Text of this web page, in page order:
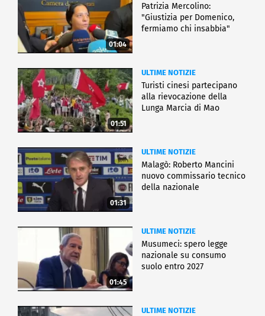
01:04
Patrizia Mercolino:
"Giustizia per Domenico,
fermiamo chi insabbia"
01:51
ULTIME NOTIZIE
Turisti cinesi partecipano
alla rievocazione della
Lunga Marcia di Mao
01:31
ULTIME NOTIZIE
Malagò: Roberto Mancini
nuovo commissario tecnico
della nazionale
01:45
ULTIME NOTIZIE
Musumeci: spero legge
nazionale su consumo
suolo entro 2027
ULTIME NOTIZIE